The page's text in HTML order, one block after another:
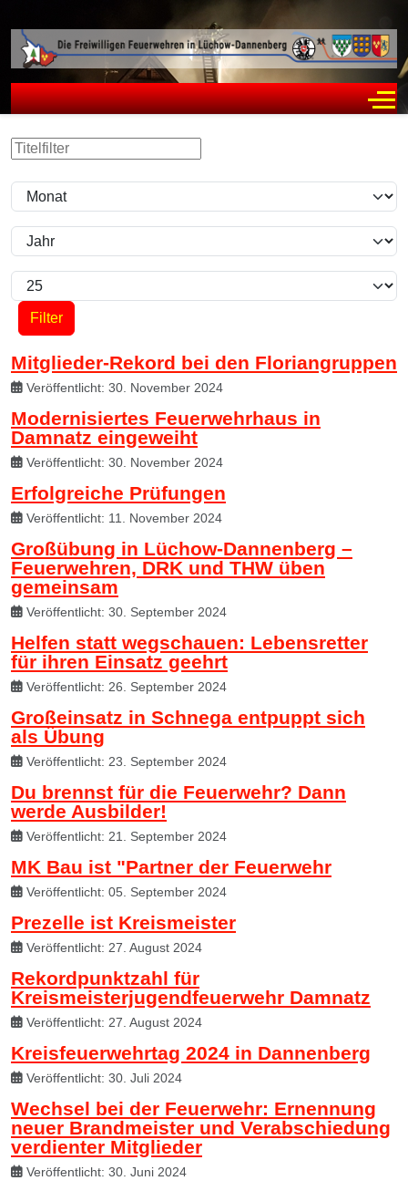
Filter
Titelfilter
Filter
Mitglieder-Rekord bei den Floriangruppen
Veröffentlicht: 30. November 2024
Modernisiertes Feuerwehrhaus in
Damnatz eingeweiht
Veröffentlicht: 30. November 2024
Erfolgreiche Prüfungen
Veröffentlicht: 11. November 2024
Großübung in Lüchow-Dannenberg –
Feuerwehren, DRK und THW üben
gemeinsam
Veröffentlicht: 30. September 2024
Helfen statt wegschauen: Lebensretter
für ihren Einsatz geehrt
Veröffentlicht: 26. September 2024
Großeinsatz in Schnega entpuppt sich
als Übung
Veröffentlicht: 23. September 2024
Du brennst für die Feuerwehr? Dann
werde Ausbilder!
Veröffentlicht: 21. September 2024
MK Bau ist "Partner der Feuerwehr
Veröffentlicht: 05. September 2024
Prezelle ist Kreismeister
Veröffentlicht: 27. August 2024
Rekordpunktzahl für
Kreismeisterjugendfeuerwehr Damnatz
Veröffentlicht: 27. August 2024
Kreisfeuerwehrtag 2024 in Dannenberg
Veröffentlicht: 30. Juli 2024
Wechsel bei der Feuerwehr: Ernennung
neuer Brandmeister und Verabschiedung
verdienter Mitglieder
Veröffentlicht: 30. Juni 2024